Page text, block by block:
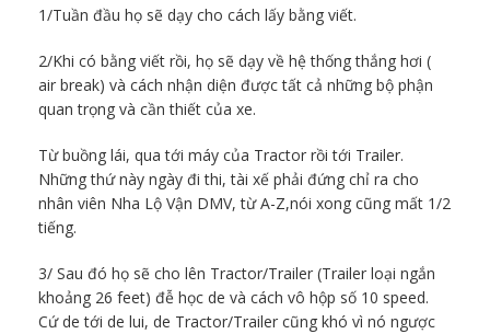
1/Tuần đầu họ sẽ dạy cho cách lấy bằng viết.
2/Khi có bằng viết rồi, họ sẽ dạy về hệ thống thắng hơi (
air break) và cách nhận diện được tất cả những bộ phận
quan trọng và cần thiết của xe.
Từ buồng lái, qua tới máy của Tractor rồi tới Trailer.
Những thứ này ngày đi thi, tài xế phải đứng chỉ ra cho
nhân viên Nha Lộ Vận DMV, từ A-Z,nói xong cũng mất 1/2
tiếng.
3/ Sau đó họ sẽ cho lên Tractor/Trailer (Trailer loại ngắn
khoảng 26 feet) đễ học de và cách vô hộp số 10 speed.
Cứ de tới de lui, de Tractor/Trailer cũng khó vì nó ngược